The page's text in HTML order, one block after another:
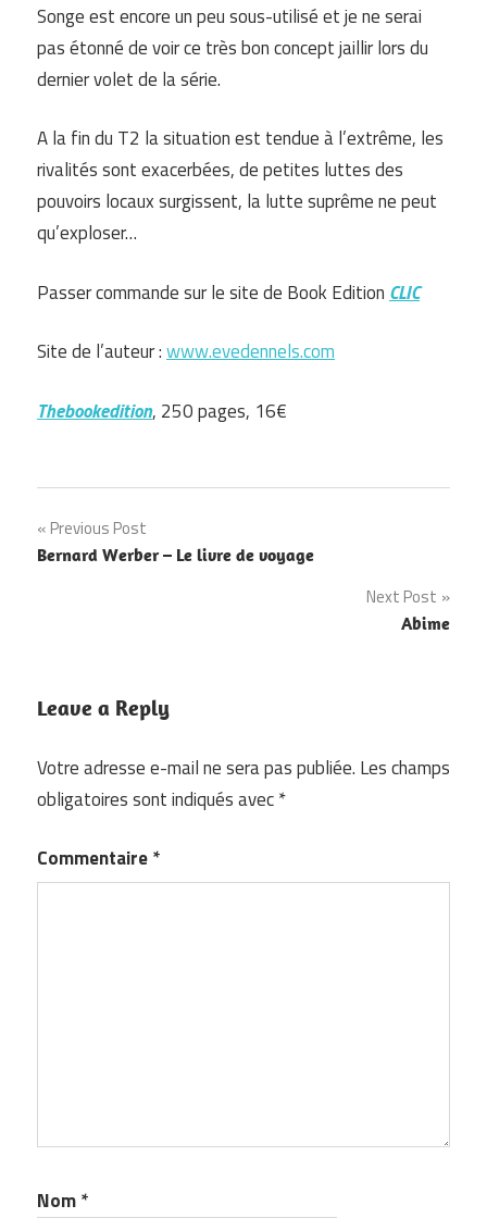
Songe est encore un peu sous-utilisé et je ne serai
pas étonné de voir ce très bon concept jaillir lors du
dernier volet de la série.
A la fin du T2 la situation est tendue à l’extrême, les
rivalités sont exacerbées, de petites luttes des
pouvoirs locaux surgissent, la lutte suprême ne peut
qu’exploser…
Passer commande sur le site de Book Edition CLIC
Site de l’auteur :www.evedennels.com
Thebookedition, 250 pages, 16€
Navigation
de
Previous Post
Bernard Werber – Le livre de voyage
Next Post
Abime
Leave a Reply
Votre adresse e-mail ne sera pas publiée. Les champs
obligatoires sont indiqués avec*
Commentaire*
Nom*